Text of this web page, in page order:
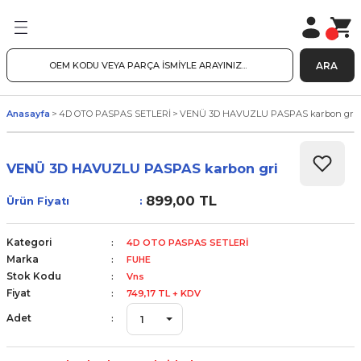
ARA
Anasayfa 4D OTO PASPAS SETLERİ VENÜ 3D HAVUZLU PASPAS karbon gri
VENÜ 3D HAVUZLU PASPAS karbon gri
Ürün Fiyatı 899,00 TL
Kategori 4D OTO PASPAS SETLERİ
Marka FUHE
Stok Kodu Vns
Fiyat 749,17 TL + KDV
Adet